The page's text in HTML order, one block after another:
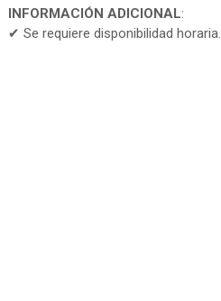
INFORMACIÓN ADICIONAL:
✔ Se requiere disponibilidad horaria.